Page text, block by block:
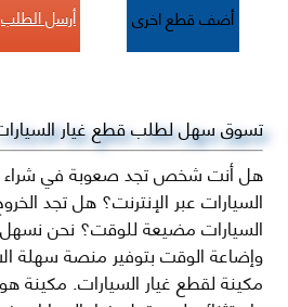
أضف قطع اخرى أرسل الطلب
تسوق سهل لطلب قطع غيار
هل أنت شخص تجد صعوبة في شراء
السيارات عبر الإنترنت؟ هل تجد
السيارات مضيعة للوقت؟ نحن
وإضاعة الوقت بتوفير منصة سهلة
مكينة لقطع غيار السيارات. مكينة